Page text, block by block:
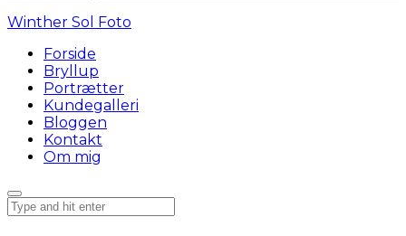
Winther Sol Foto
Forside
Bryllup
Portrætter
Kundegalleri
Bloggen
Kontakt
Om mig